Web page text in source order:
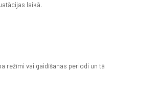
laikā.
režīmi vai gaidīšanas periodi un tā